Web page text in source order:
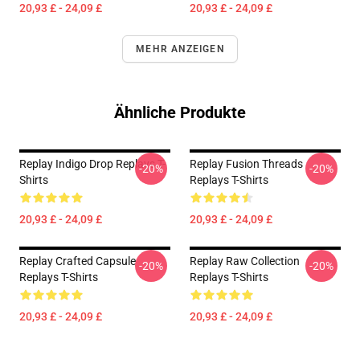
20,93 £ - 24,09 £ 20,93 £ - 24,09 £
MEHR ANZEIGEN
Ähnliche Produkte
Replay Indigo Drop Replays T-
Shirts
20,93 £ - 24,09 £
-20%
Replay Fusion Threads
Replays T-Shirts
20,93 £ - 24,09 £
-20%
Replay Crafted Capsule
Replays T-Shirts
20,93 £ - 24,09 £
-20%
Replay Raw Collection
Replays T-Shirts
20,93 £ - 24,09 £
-20%